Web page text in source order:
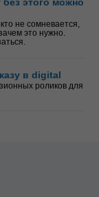
не сомневается,
это нужно.
в digital
роликов для